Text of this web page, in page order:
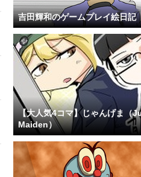
吉田輝和のゲームプレイ絵日記
【大人気4コマ】じゃんげま（
Maiden）